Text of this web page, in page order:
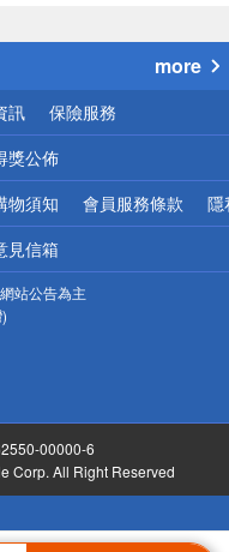
more
訊 保險服務
獎公佈
物須知 會員服務條款 隱
見信箱
站公告為主
00000-6
Corp. All Right Reserved